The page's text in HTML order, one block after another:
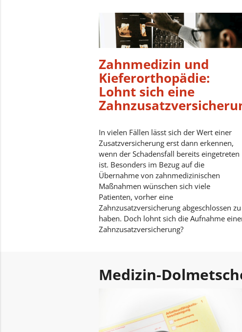
Zahnmedizin und
Kieferorthopädie:
Lohnt sich eine
In vielen Fällen lässt sich der Wert einer
Zusatzversicherung erst dann erkennen,
wenn der Schadensfall bereits eingetreten
ist. Besonders im Bezug auf die
Übernahme von zahnmedizinischen
Maßnahmen wünschen sich viele
Patienten, vorher eine
Zahnzusatzversicherung abgeschlossen zu
haben. Doch lohnt sich die Aufnahme
Zahnzusatzversicherung?
Medizin-